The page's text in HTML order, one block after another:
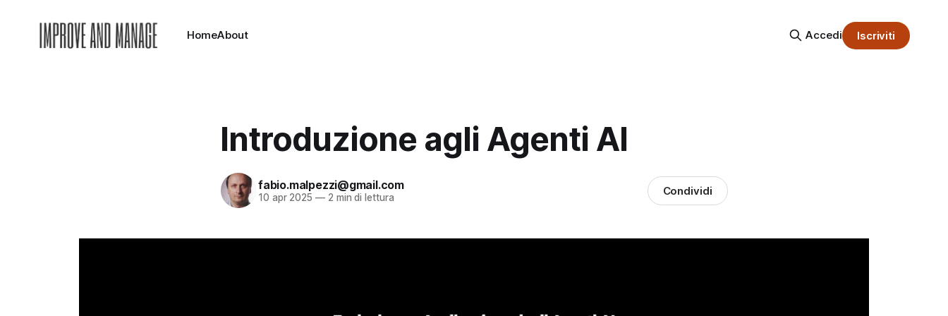
HomeAbout Accedi Iscriviti
Introduzione agli Agenti AI
fabio.malpezzi@gmail.com
10 apr 2025 —2 min di lettura Condividi